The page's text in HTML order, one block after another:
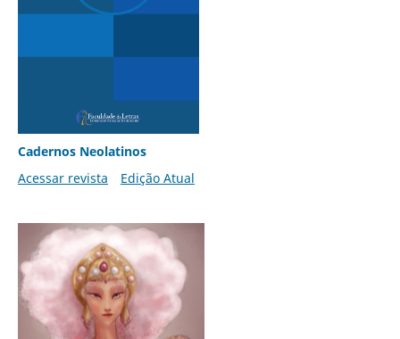
Cadernos Neolatinos
Acessar revista
Edição Atual